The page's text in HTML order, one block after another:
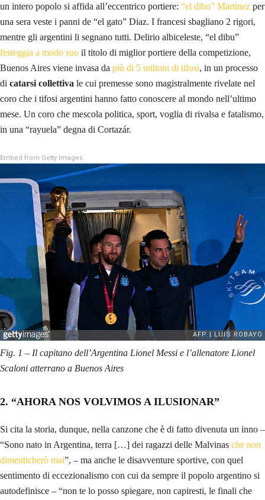
un intero popolo si affida all’eccentrico portiere: “el dibu” Martinez per
una sera veste i panni de “el gato” Diaz. I francesi sbagliano 2 rigori,
mentre gli argentini li segnano tutti. Delirio albiceleste, “el dibu”
festeggia a modo suo il titolo di miglior portiere della competizione,
Buenos Aires viene invasa da più di 5 milioni di tifosi, in un processo
di catarsi collettiva le cui premesse sono magistralmente rivelate nel
coro che i tifosi argentini hanno fatto conoscere al mondo nell’ultimo
mese. Un coro che mescola politica, sport, voglia di rivalsa e fatalismo,
in una “rayuela” degna di Cortazár.
Embed from Getty Images
Fig. 1 – Il capitano dell’Argentina Lionel Messi e l’allenatore Lionel
Scaloni atterrano a Buenos Aires
2. “AHORA NOS VOLVIMOS A ILUSIONAR”
Si cita la storia, dunque, nella canzone che è di fatto divenuta un inno –
“Sono nato in Argentina, terra […] dei ragazzi delle Malvinas che non
dimenticherò mai”, – ma anche le disavventure sportive, con quel
sentimento di eccezionalismo con cui da sempre il popolo argentino si
autodefinisce – “non te lo posso spiegare, non capiresti, le finali che